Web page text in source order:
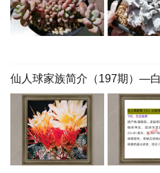
仙人球家族简介（197期）—